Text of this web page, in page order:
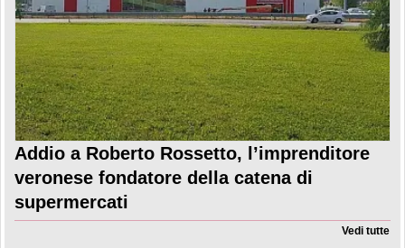
Addio a Roberto Rossetto, l’imprenditore
veronese fondatore della catena di
supermercati
Vedi tutte